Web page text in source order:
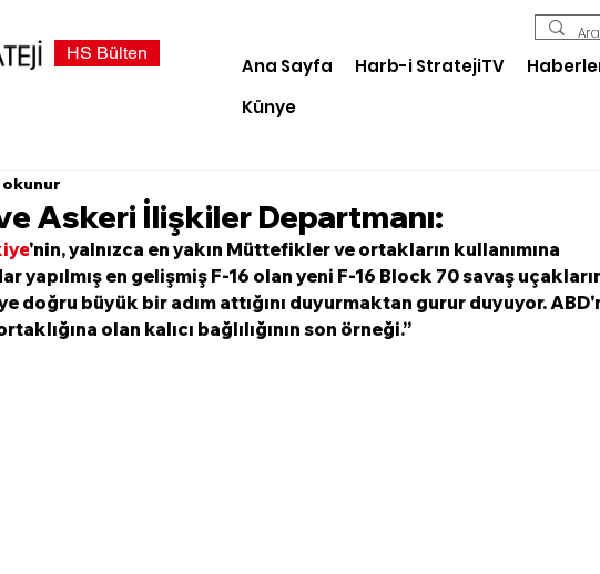
HS Bülten
Ana Sayfa Harb-i StratejiTV
Künye
Askeri İlişkiler Departmanı:
okunur
'nin, yalnızca en yakın Müttefikler ve ortakların kullanımına
yapılmış en gelişmiş F-16 olan yeni F-16 Block 70 savaş
doğru büyük bir adım attığını duyurmaktan gurur duyuyor.
olan kalıcı bağlılığının son örneği.”